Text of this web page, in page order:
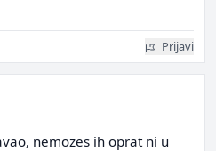
Prijavi
nemozes ih oprat ni u